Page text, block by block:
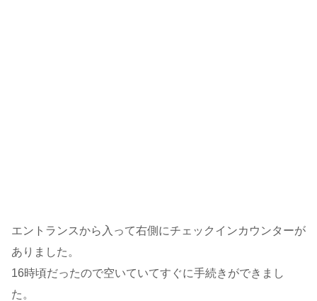
エントランスから入って右側にチェックインカウンターが
ありました。
16時頃だったので空いていてすぐに手続きができまし
た。